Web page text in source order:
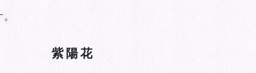
紫陽花